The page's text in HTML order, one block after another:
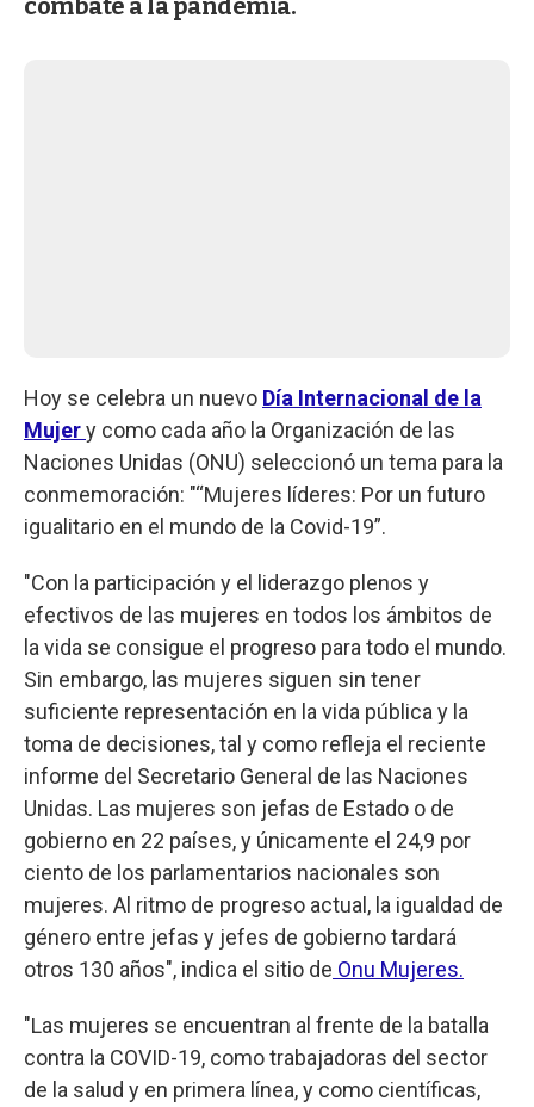
combate a la pandemia.
Hoy se celebra un nuevo Día Internacional de la
Mujery como cada año la Organización de las
Naciones Unidas (ONU) seleccionó un tema para la
conmemoración: "“Mujeres líderes: Por un futuro
igualitario en el mundo de la Covid-19”.
"Con la participación y el liderazgo plenos y
efectivos de las mujeres en todos los ámbitos de
la vida se consigue el progreso para todo el mundo.
Sin embargo, las mujeres siguen sin tener
suficiente representación en la vida pública y la
toma de decisiones, tal y como refleja el reciente
informe del Secretario General de las Naciones
Unidas. Las mujeres son jefas de Estado o de
gobierno en 22 países, y únicamente el 24,9 por
ciento de los parlamentarios nacionales son
mujeres. Al ritmo de progreso actual, la igualdad de
género entre jefas y jefes de gobierno tardará
otros 130 años", indica el sitio de Onu Mujeres.
"Las mujeres se encuentran al frente de la batalla
contra la COVID-19, como trabajadoras del sector
de la salud y en primera línea, y como científicas,